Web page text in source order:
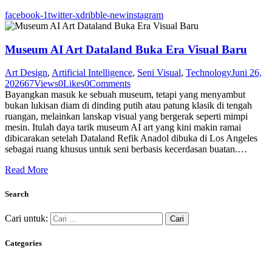
facebook-1twitter-xdribble-newinstagram
Museum AI Art Dataland Buka Era Visual Baru
Art Design, Artificial Intelligence, Seni Visual, TechnologyJuni 26,
202667Views0Likes0Comments
Bayangkan masuk ke sebuah museum, tetapi yang menyambut
bukan lukisan diam di dinding putih atau patung klasik di tengah
ruangan, melainkan lanskap visual yang bergerak seperti mimpi
mesin. Itulah daya tarik museum AI art yang kini makin ramai
dibicarakan setelah Dataland Refik Anadol dibuka di Los Angeles
sebagai ruang khusus untuk seni berbasis kecerdasan buatan.…
Read More
Search
Cari untuk:
Categories